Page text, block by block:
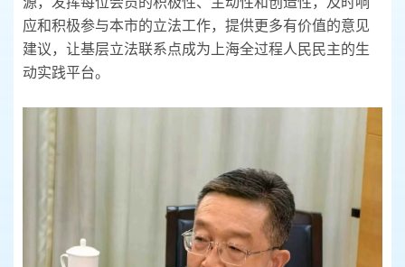
应和积极参与本市的立法工作，提供更多有价值的意见
建议，让基层立法联系点成为上海全过程人民民主的生
动实践平台。